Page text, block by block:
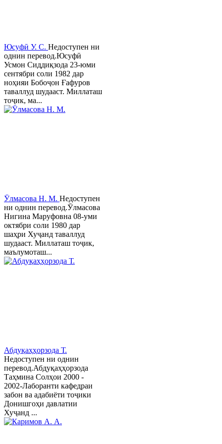
Юсуфӣ У. C. Недоступен ни
однин перевод.Юсуфӣ
Усмон Сиддиқзода 23-юми
сентябри соли 1982 дар
ноҳияи Бобоҷон Ғафуров
таваллуд шудааст. Миллаташ
тоҷик, ма...
Ӯлмасова Н. М. Недоступен
ни однин перевод.Ӯлмасова
Нигина Маруфовна 08-уми
октябри соли 1980 дар
шаҳри Хуҷанд таваллуд
шудааст. Миллаташ тоҷик,
маълумоташ...
Абдуқаҳҳорзода Т.
Недоступен ни однин
перевод.Абдуқаҳҳорзода
Таҳмина Солҳои 2000 -
2002-Лаборанти кафедраи
забон ва адабиёти тоҷики
Донишгоҳи давлатии
Хуҷанд ...